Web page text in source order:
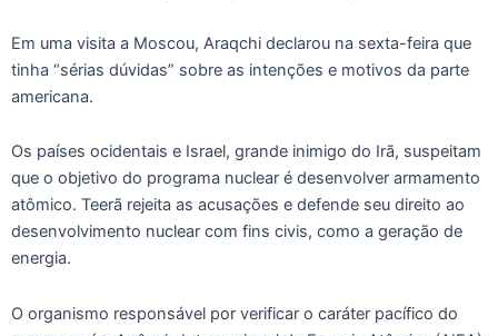
Em uma visita a Moscou, Araqchi declarou na sexta-feira que
tinha “sérias dúvidas” sobre as intenções e motivos da parte
americana.
Os países ocidentais e Israel, grande inimigo do Irã, suspeitam
que o objetivo do programa nuclear é desenvolver armamento
atômico. Teerã rejeita as acusações e defende seu direito ao
desenvolvimento nuclear com fins civis, como a geração de
energia.
O organismo responsável por verificar o caráter pacífico do